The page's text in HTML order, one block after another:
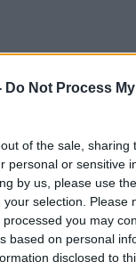
Do Not Process
of the sale, sharing
personal or sensitive
by us, please use
selection. Please
you may
based on personal
disclosed to